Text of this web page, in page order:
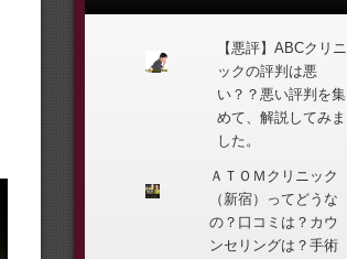
【悪評】ABCクリニ
ックの評判は悪
い？？悪い評判を集
めて、解説してみま
した。
ＡＴＯＭクリニック
（新宿）ってどうな
の？口コミは？カウ
ンセリングは？手術